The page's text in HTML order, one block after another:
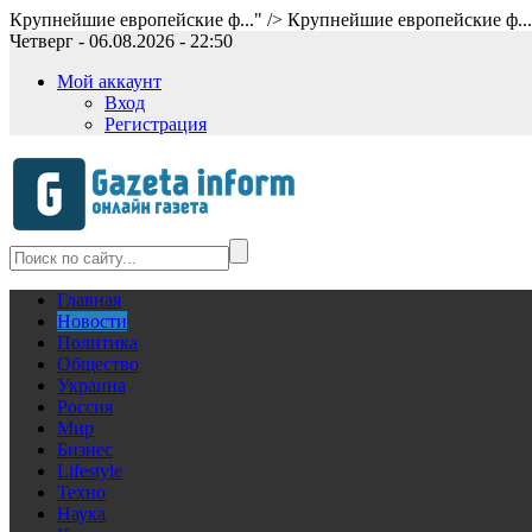
Крупнейшие европейские ф..." /> Крупнейшие европейские
Четверг - 06.08.2026 - 22:50
Мой аккаунт
Вход
Регистрация
Главная
Новости
Политика
Общество
Украина
Россия
Мир
Бизнес
Lifestyle
Техно
Наука